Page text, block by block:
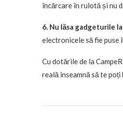
încărcare în rulotă și nu
6. Nu lăsa gadgeturile
electronicele să fie puse
Cu dotările de la
reală înseamnă să te